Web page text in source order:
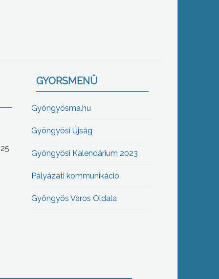
GYORSMENÜ
Gyöngyösma.hu
Gyöngyösi Újság
Gyöngyösi Kalendárium 2023
Pályázati kommunikáció
Gyöngyös Város Oldala